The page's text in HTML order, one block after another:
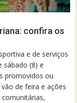
confira os
e de serviços
sábado (8) e
promovidos ou
de feira e ações